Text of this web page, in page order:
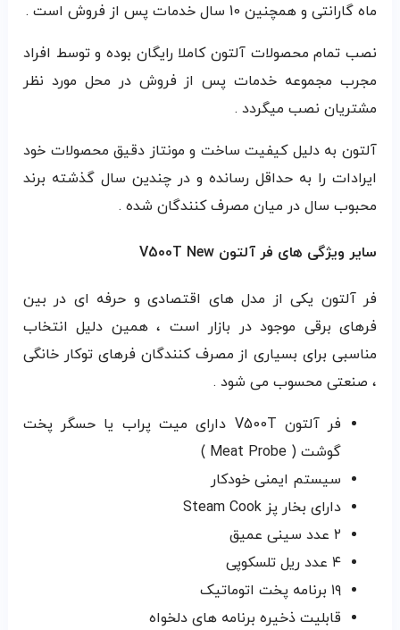
ماه گارانتی و همچنین 10 سال خدمات پس از فروش است .
نصب تمام محصولات آلتون کاملا رایگان بوده و توسط افراد
مجرب مجموعه خدمات پس از فروش در محل مورد نظر
مشتریان نصب میگردد .
آلتون به دلیل کیفیت ساخت و مونتاز دقیق محصولات خود
ایرادات را به حداقل رسانده و در چندین سال گذشته برند
محبوب سال در میان مصرف کنندگان شده .
سایر ویژگی های فر آلتون V500T New
فر آلتون یکی از مدل های اقتصادی و حرفه ای در بین
فرهای برقی موجود در بازار است ، همین دلیل انتخاب
مناسبی برای بسیاری از مصرف کنندگان فرهای توکار خانگی
، صنعتی محسوب می شود .
فر آلتون V500T دارای میت پراب یا حسگر پخت
گوشت ( Meat Probe )
سیستم ایمنی خودکار
دارای بخار پز Steam Cook
۲ عدد سینی عمیق
۴ عدد ریل تلسکوپی
۱۹ برنامه پخت اتوماتیک
قابلیت ذخیره برنامه های دلخواه